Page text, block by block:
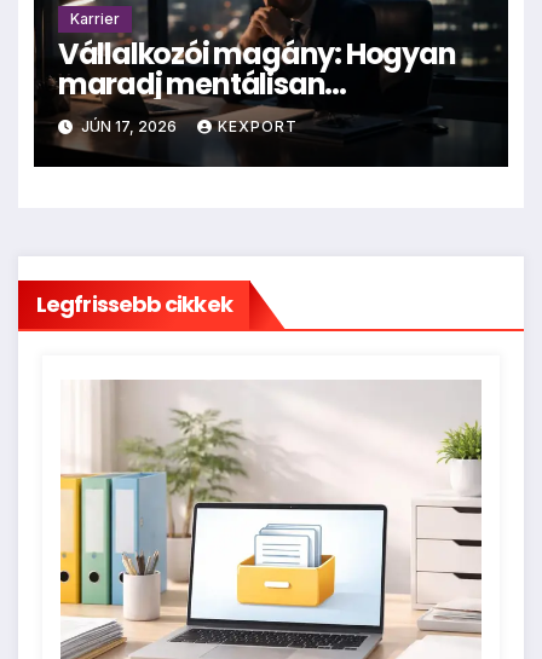
Karrier
Vállalkozói magány: Hogyan
maradj mentálisan
egészséges cégvezetőként?
JÚN 17, 2026 KEXPORT
Legfrissebb cikkek